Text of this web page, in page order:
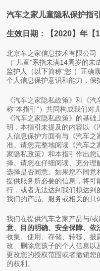
汽车之家儿童隐私保护指引
生效日期：【2020】年【
北京车之家信息技术有限公司
（“儿童”系指未满14周岁的
监护人（以下简称“您”）正确
个人信息保护意识和能力，保
《汽车之家隐私政策》和《
称“本指引”）共同构成我们对
《汽车之家隐私政策》的基
明，本指引未提及的内容以《
人信息保护方面有与《汽车
准。请您完整地阅读《汽车之
家隐私政策》和本指引作出您
择。请您在仔细阅读、充分理
选择是否同意。如果您不同意
提供服务所必要的信息，将可
行，或者无法达到我们拟达到
我们的产品、服务或相关的具
我们在提供汽车之家产品与/
意、目的明确、安全保障、依
收集、使用、存储、转移、披
改、删除您孩子的个人信息以
更改您的授权范围或者撤销您
的权利。